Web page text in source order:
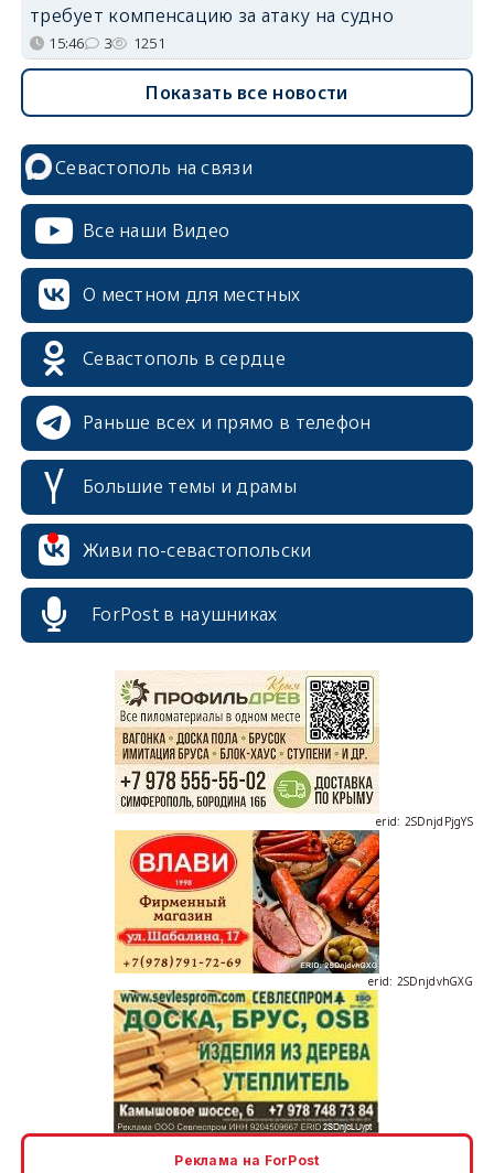
требует компенсацию за атаку на судно
15:46 3 1251
Показать все новости
Севастополь на связи
Все наши Видео
О местном для местных
Севастополь в сердце
Раньше всех и прямо в телефон
Большие темы и драмы
Живи по-севастопольски
ForPost в наушниках
erid: 2SDnjcrDNw6
erid: 2SDnjdvhGXG
erid: 2SDnjcLUypt
Реклама на ForPost